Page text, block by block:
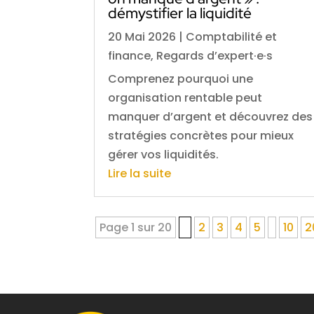
démystifier la liquidité
20 Mai 2026 | Comptabilité et
finance, Regards d’expert·e·s
Comprenez pourquoi une
organisation rentable peut
manquer d’argent et découvrez des
stratégies concrètes pour mieux
gérer vos liquidités.
Lire la suite
Page 1 sur 20 2 3 4 5 10